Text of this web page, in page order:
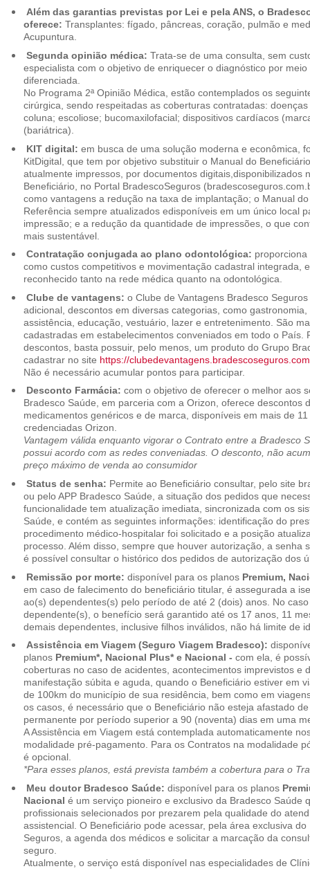
Além das garantias previstas por Lei e pela ANS, o
oferece: Transplantes: fígado, pâncreas, coração, pulmão e
Acupuntura.
Segunda opinião médica: Trata-se de uma consulta, sem
especialista com o objetivo de enriquecer o diagnóstico por
diferenciada.
No Programa 2ª Opinião Médica, estão contemplados os
cirúrgica, sendo respeitadas as coberturas contratadas:
coluna; escoliose; bucomaxilofacial; dispositivos cardíacos
(bariátrica).
KIT digital: em busca de uma solução moderna e econômica,
KitDigital, que tem por objetivo substituir o Manual do
atualmente impressos, por documentos digitais,disponibilizados
Beneficiário, no Portal BradescoSeguros
como vantagens a redução na taxa de implantação; o Manual
Referência sempre atualizados edisponíveis em um único local
impressão; e a redução da quantidade de impressões, o que
mais sustentável.
Contratação conjugada ao plano odontológica:
como custos competitivos e movimentação cadastral integrada,
reconhecido tanto na rede médica quanto na odontológica.
Clube de vantagens: o Clube de Vantagens Bradesco
adicional, descontos em diversas categorias, como
assistência, educação, vestuário, lazer e entretenimento. São
cadastradas em estabelecimentos conveniados em todo o País.
descontos, basta possuir, pelo menos, um produto do Grupo
cadastrar no site https://
Não é necessário acumular pontos para participar.
Desconto Farmácia: com o objetivo de oferecer o melhor aos
Bradesco Saúde, em parceria com a Orizon, oferece descontos
medicamentos genéricos e de marca, disponíveis em mais de
credenciadas Orizon.
Vantagem válida enquanto vigorar o Contrato entre a Bradesco
possui acordo com as redes conveniadas. O desconto, não
preço máximo de venda ao consumidor
Status de senha: Permite ao Beneficiário consultar, pelo site
ou pelo APP Bradesco Saúde, a situação dos pedidos que
funcionalidade tem atualização imediata, sincronizada com os
Saúde, e contém as seguintes informações: identificação do
procedimento médico-hospitalar foi solicitado e a posição
processo. Além disso, sempre que houver autorização, a senha
é possível consultar o histórico dos pedidos de autorização dos
Remissão por morte: disponível para os planos Premium,
em caso de falecimento do beneficiário titular, é assegurada a
ao(s) dependentes(s) pelo período de até 2 (dois) anos. No
dependente(s), o benefício será garantido até os 17 anos, 11
demais dependentes, inclusive filhos inválidos, não há limite de
Assistência em Viagem (Seguro Viagem Bradesco):
planos Premium*, Nacional Plus* e Nacional - com ela, é
coberturas no caso de acidentes, acontecimentos imprevistos e
manifestação súbita e aguda, quando o Beneficiário estiver em
de 100km do município de sua residência, bem como em
os casos, é necessário que o Beneficiário não esteja afastado
permanente por período superior a 90 (noventa) dias em uma
A Assistência em Viagem está contemplada automaticamente
modalidade pré-pagamento. Para os Contratos na modalidade
é opcional.
*Para esses planos, está prevista também a cobertura para o
Meu doutor Bradesco Saúde: disponível para os planos
Nacional é um serviço pioneiro e exclusivo da Bradesco Saúde
profissionais selecionados por prezarem pela qualidade do
assistencial. O Beneficiário pode acessar, pela área exclusiva
Seguros, a agenda dos médicos e solicitar a marcação da
seguro.
Atualmente, o serviço está disponível nas especialidades de